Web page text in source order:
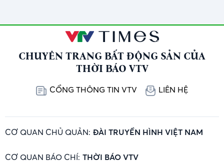
CHUYÊN TRANG BẤT ĐỘNG SẢN CỦA
THỜI BÁO VTV
CỔNG THÔNG TIN VTV LIÊN HỆ
CƠ QUAN CHỦ QUẢN: ĐÀI TRUYỀN HÌNH VIỆT NAM
CƠ QUAN BÁO CHÍ: THỜI BÁO VTV